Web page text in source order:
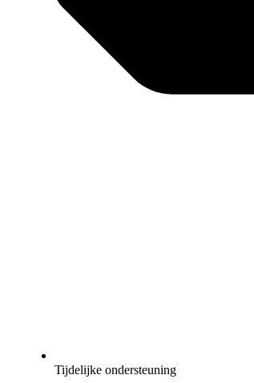
Tijdelijke ondersteuning